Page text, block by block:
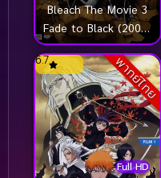
Bleach The Movie 3
Fade to Black (2009)
บลีช เทพมรณะ เดอะ
มูฟวี่ 3 แด่เธอผู้สิ้นสูญ
พากย์ไทย
Full HD
6.7